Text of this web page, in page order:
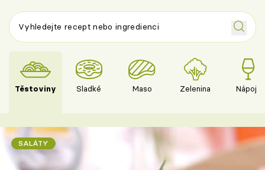
Těstoviny Sladké Maso Zelenina Nápoje
SALÁTY